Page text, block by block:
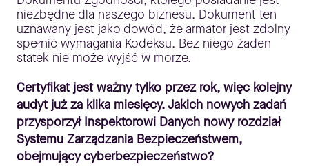
niezbędne dla naszego biznesu. Dokument ten
uznawany jest jako dowód, że armator jest zdolny
spełnić wymagania Kodeksu. Bez niego żaden
statek nie może wyjść w morze.
Certyfikat jest ważny tylko przez rok, więc kolejny
audyt już za klika miesięcy. Jakich nowych zadań
przysporzył Inspektorowi Danych nowy rozdział
Systemu Zarządzania Bezpieczeństwem,
obejmujący cyberbezpieczeństwo?